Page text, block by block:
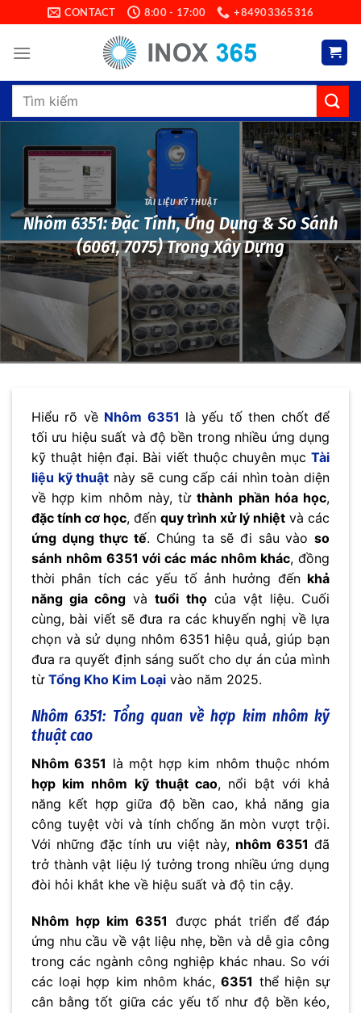
to
content
CONTACT 8:00 - 17:00 +84903365316
Search
TÀI LIỆU KỸ THUẬT
Nhôm 6351: Đặc Tính, Ứng Dụng & So Sánh
(6061, 7075) Trong Xây Dựng
Hiểu rõ về Nhôm 6351 là yếu tố then chốt để
tối ưu hiệu suất và độ bền trong nhiều ứng dụng
kỹ thuật hiện đại. Bài viết thuộc chuyên mục Tài
liệu kỹ thuật này sẽ cung cấp cái nhìn toàn diện
về hợp kim nhôm này, từthành phần hóa học,
đặc tính cơ học, đến quy trình xử lý nhiệt và các
ứng dụng thực tế. Chúng ta sẽ đi sâu vàoso
sánh nhôm 6351 với các mác nhôm khác, đồng
thời phân tích các yếu tố ảnh hưởng đến khả
năng gia công vàtuổi thọcủa vật liệu. Cuối
cùng, bài viết sẽ đưa ra các khuyến nghị về lựa
chọn và sử dụng nhôm 6351 hiệu quả, giúp bạn
đưa ra quyết định sáng suốt cho dự án của mình
từ Tổng Kho Kim Loại vào năm 2025.
Nhôm 6351: Tổng quan về hợp kim nhôm kỹ
thuật cao
Nhôm 6351 là một hợp kim nhôm thuộc nhóm
hợp kim nhôm kỹ thuật cao, nổi bật với khả
năng kết hợp giữa độ bền cao, khả năng gia
công tuyệt vời và tính chống ăn mòn vượt trội.
Với những đặc tính ưu việt này, nhôm 6351 đã
trở thành vật liệu lý tưởng trong nhiều ứng dụng
đòi hỏi khắt khe về hiệu suất và độ tin cậy.
Nhôm hợp kim 6351 được phát triển để đáp
ứng nhu cầu về vật liệu nhẹ, bền và dễ gia công
trong các ngành công nghiệp khác nhau. So với
các loại hợp kim nhôm khác,6351 thể hiện sự
cân bằng tốt giữa các yếu tố như độ bền kéo,